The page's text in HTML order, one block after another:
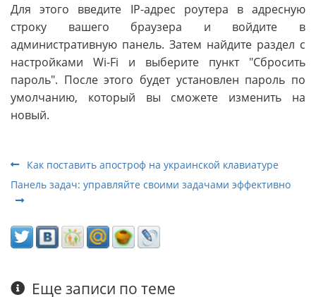
Для этого введите IP-адрес роутера в адресную
строку вашего браузера и войдите в
административную панель. Затем найдите раздел с
настройками Wi-Fi и выберите пункт "Сбросить
пароль". После этого будет установлен пароль по
умолчанию, который вы сможете изменить на
новый.
Как поставить апостроф на украинской клавиатуре
Панель задач: управляйте своими задачами эффективно
Еще записи по теме